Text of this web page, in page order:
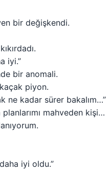
bir değişkendi.
iyi.”
bir anomali.
piyon.
ne kadar sürer bakalım…”
mahveden kişi…
iyi oldu.”